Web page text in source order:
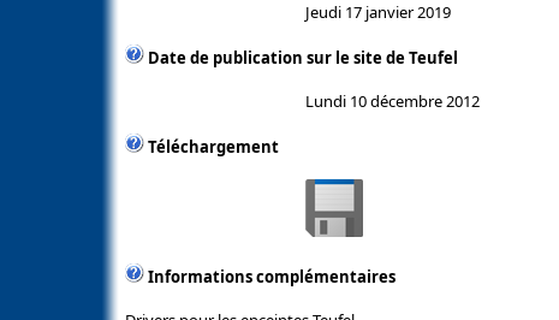
Jeudi 17 janvier 2019
Date de publication sur le site de Teufel
Lundi 10 décembre 2012
Téléchargement
Informations complémentaires